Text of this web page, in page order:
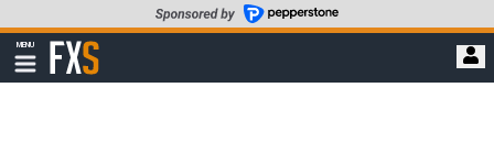
至
要
MENU
顯
示
FXStreet